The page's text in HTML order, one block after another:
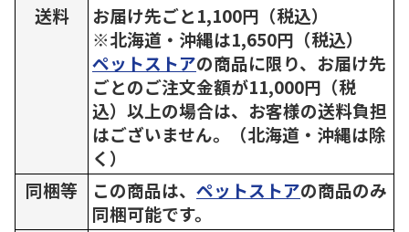
送料
お届け先ごと1,100円（税込）
※北海道・沖縄は1,650円（税込）
ペットストアの商品に限り、お届け先
ごとのご注文金額が11,000円（税
込）以上の場合は、お客様の送料負担
はございません。（北海道・沖縄は除
く）
同梱等
この商品は、 ペットストアの商品のみ
同梱可能です。